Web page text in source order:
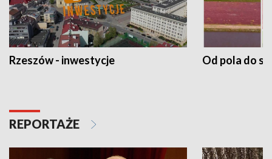
Rzeszów - inwestycje Od pola do
REPORTAŻE